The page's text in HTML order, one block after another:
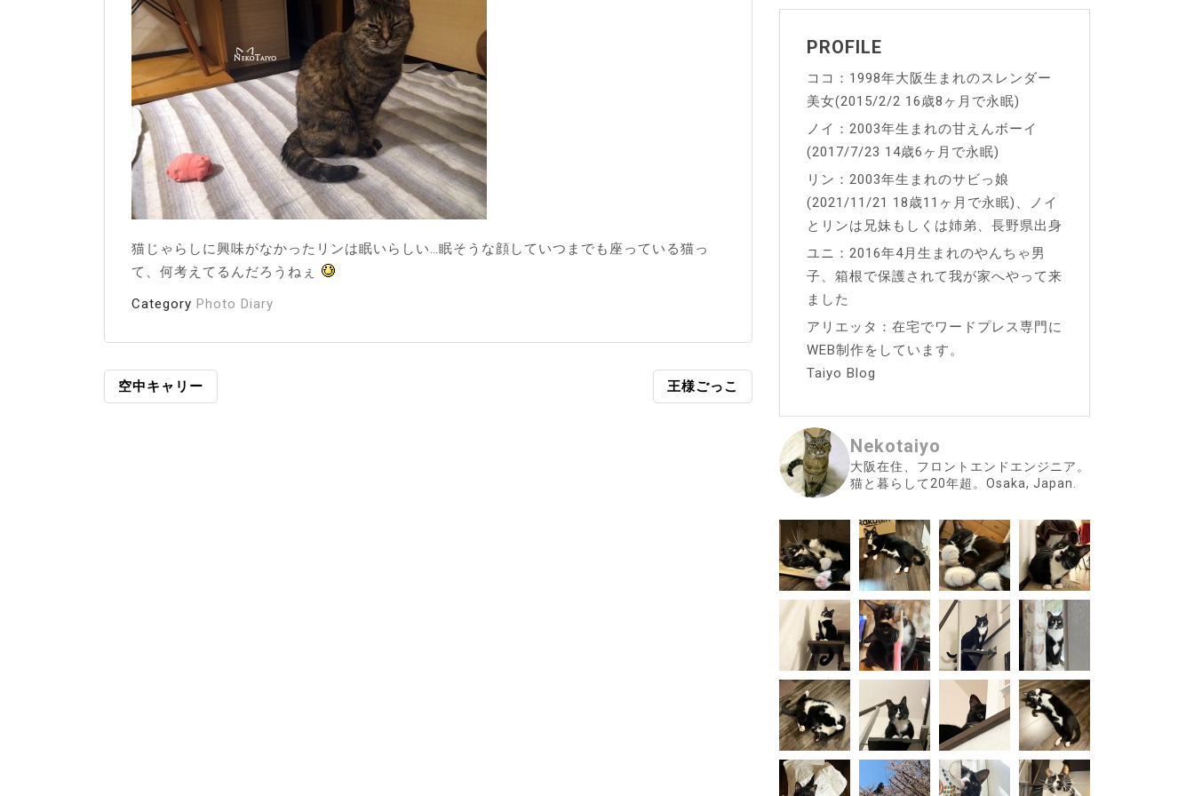
猫じゃらしに興味がなかったリンは眠いらしい…眠そうな顔していつまでも座っている猫っ
て、何考えてるんだろうねぇ
Category Photo Diary
投
空中キャリー 王様ごっこ
PROFILE
ココ：1998年大阪生まれのスレンダー
美女(2015/2/2 16歳8ヶ月で永眠)
ノイ：2003年生まれの甘えんボーイ
(2017/7/23 14歳6ヶ月で永眠)
リン：2003年生まれのサビっ娘
(2021/11/21 18歳11ヶ月で永眠)、ノイ
とリンは兄妹もしくは姉弟、長野県出身
ユニ：2016年4月生まれのやんちゃ男
子、箱根で保護されて我が家へやって来
ました
アリエッタ：在宅でワードプレス専門に
WEB制作をしています。
Taiyo Blog
Nekotaiyo
大阪在住、フロントエンドエンジニア。
猫と暮らして20年超。Osaka, Japan.